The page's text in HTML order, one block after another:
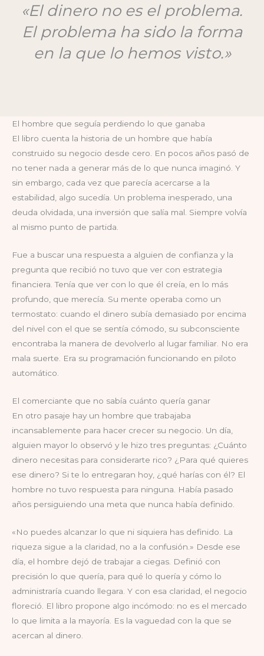
«El dinero no es el problema.
El problema ha sido la forma
en la que lo hemos visto.»
El hombre que seguía perdiendo lo que ganaba
El libro cuenta la historia de un hombre que había
construido su negocio desde cero. En pocos años pasó de
no tener nada a generar más de lo que nunca imaginó. Y
sin embargo, cada vez que parecía acercarse a la
estabilidad, algo sucedía. Un problema inesperado, una
deuda olvidada, una inversión que salía mal. Siempre volvía
al mismo punto de partida.
Fue a buscar una respuesta a alguien de confianza y la
pregunta que recibió no tuvo que ver con estrategia
financiera. Tenía que ver con lo que él creía, en lo más
profundo, que merecía. Su mente operaba como un
termostato: cuando el dinero subía demasiado por encima
del nivel con el que se sentía cómodo, su subconsciente
encontraba la manera de devolverlo al lugar familiar. No era
mala suerte. Era su programación funcionando en piloto
automático.
El comerciante que no sabía cuánto quería ganar
En otro pasaje hay un hombre que trabajaba
incansablemente para hacer crecer su negocio. Un día,
alguien mayor lo observó y le hizo tres preguntas: ¿Cuánto
dinero necesitas para considerarte rico? ¿Para qué quieres
ese dinero? Si te lo entregaran hoy, ¿qué harías con él? El
hombre no tuvo respuesta para ninguna. Había pasado
años persiguiendo una meta que nunca había definido.
«No puedes alcanzar lo que ni siquiera has definido. La
riqueza sigue a la claridad, no a la confusión.» Desde ese
día, el hombre dejó de trabajar a ciegas. Definió con
precisión lo que quería, para qué lo quería y cómo lo
administraría cuando llegara. Y con esa claridad, el negocio
floreció. El libro propone algo incómodo: no es el mercado
lo que limita a la mayoría. Es la vaguedad con la que se
acercan al dinero.